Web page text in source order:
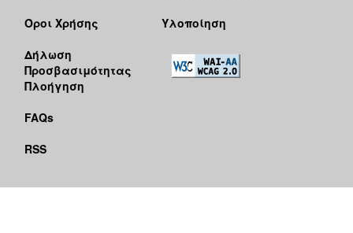
Όροι Χρήσης
Δήλωση
Προσβασιμότητας
Πλοήγηση
FAQs
RSS
Υλοποίηση